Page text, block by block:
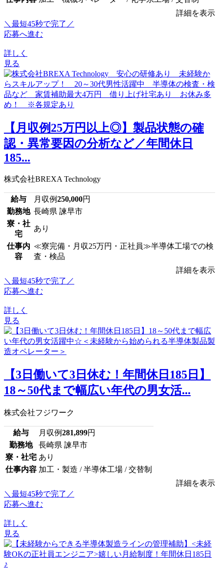
詳細を表示
＼最短45秒で完了／
応募へ進む
詳しく
見る
【月収例25万円以上◎】製品状態の確
認・異常要因の分析など／年間休日
185...
株式会社BREXA Technology
給与 月収例250,000円
勤務地 長崎県 諫早市
寮・社
宅
あり
仕事内
容
≪寮完備・月収25万円・正社員≫半導体工場での検
査・検品
詳細を表示
＼最短45秒で完了／
応募へ進む
詳しく
見る
【3日働いて3日休む！年間休日185日】
18～50代まで幅広い年代の男女活...
株式会社フジワーク
給与 月収例281,899円
勤務地
長崎県 諫早市
寮・社宅 あり
仕事内容 加工・製造 / 半導体工場 / 交替制
詳細を表示
＼最短45秒で完了／
応募へ進む
詳しく
見る